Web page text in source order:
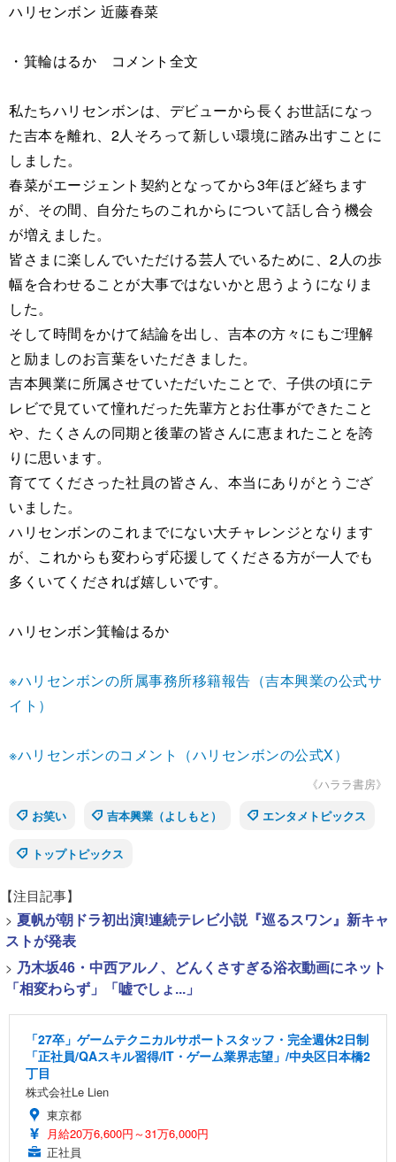
ハリセンボン 近藤春菜
・箕輪はるか コメント全文
私たちハリセンボンは、デビューから長くお世話になっ
た吉本を離れ、2人そろって新しい環境に踏み出すことに
しました。
春菜がエージェント契約となってから3年ほど経ちます
が、その間、自分たちのこれからについて話し合う機会
が増えました。
皆さまに楽しんでいただける芸人でいるために、2人の歩
幅を合わせることが大事ではないかと思うようになりま
した。
そして時間をかけて結論を出し、吉本の方々にもご理解
と励ましのお言葉をいただきました。
吉本興業に所属させていただいたことで、子供の頃にテ
レビで見ていて憧れだった先輩方とお仕事ができたこと
や、たくさんの同期と後輩の皆さんに恵まれたことを誇
りに思います。
育ててくださった社員の皆さん、本当にありがとうござ
いました。
ハリセンボンのこれまでにない大チャレンジとなります
が、これからも変わらず応援してくださる方が一人でも
多くいてくだされば嬉しいです。
ハリセンボン箕輪はるか
※ハリセンボンの所属事務所移籍報告（吉本興業の公式サ
イト）
※ハリセンボンのコメント（ハリセンボンの公式X）
《ハララ書房》
お笑い
吉本興業（よしもと） エンタメトピックス
トップトピックス
【注目記事】
> 夏帆が朝ドラ初出演!連続テレビ小説『巡るスワン』新キャ
ストが発表
> 乃木坂46・中西アルノ、どんくさすぎる浴衣動画にネット
「相変わらず」「嘘でしょ...」
「27卒」ゲームテクニカルサポートスタッフ・完全週休2日制
「正社員/QAスキル習得/IT・ゲーム業界志望」/中央区日本橋2
丁目
株式会社Le Lien
東京都
月給20万6,600円～31万6,000円
正社員